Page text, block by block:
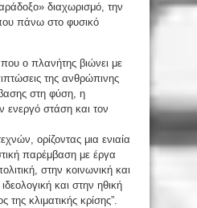
διαχωρισμό, την
πάνω στο φυσικό
ο πλανήτης βιώνει με
της ανθρώπινης
στη φύση, η
ενεργό στάση και τον
ορίζοντας μια ενιαία
παρέμβαση με έργα
στην κοινωνική και
και στην ηθική
της κλιματικής κρίσης”.